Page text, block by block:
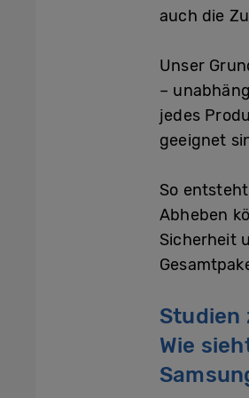
auch die
Unser
–
jedes
geeignet
So
Abheben
Sicherheit
Studien
Wie